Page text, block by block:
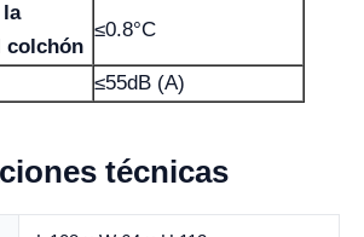
colchón
≤0.8°C
≤55dB (A)
técnicas